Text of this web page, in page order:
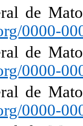
de
0000-
de
0000-
de
0000-